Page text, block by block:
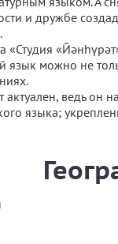
и дружбе
«Студия
язык можно не
актуален, ведь он
языка;